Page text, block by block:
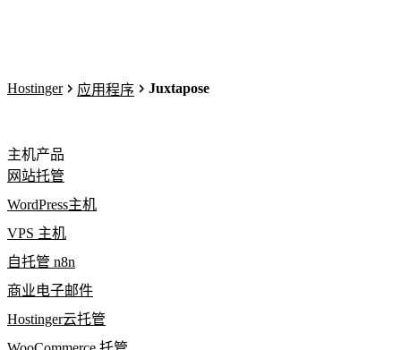
Hostinger 应用程序 Juxtapose
主机产品
网站托管
WordPress主机
VPS 主机
自托管 n8n
商业电子邮件
Hostinger云托管